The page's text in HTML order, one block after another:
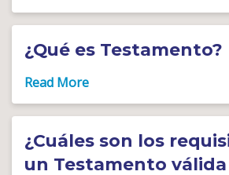
¿Qué es Testamento?
¿Cuáles son los
un Testamento